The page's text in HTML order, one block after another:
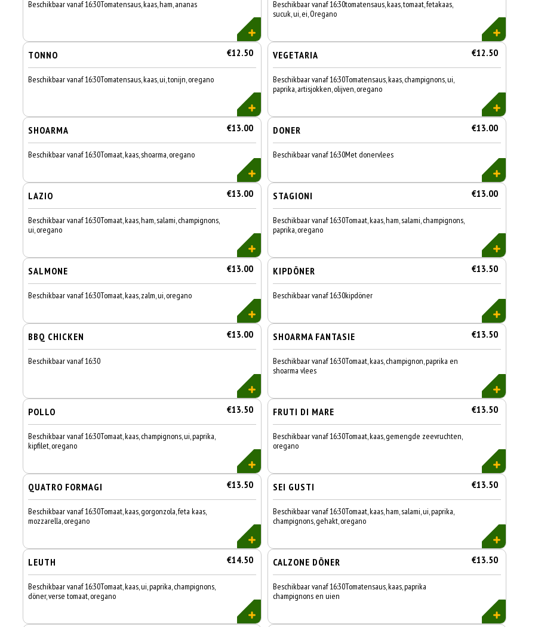
Beschikbaar vanaf 16:30Tomatensaus, kaas, ham, ananas
Beschikbaar vanaf 16:30tomatensaus, kaas, tomaat, fetakaas,
sucuk, ui, ei, Oregano
TONNO €12.50
Beschikbaar vanaf 16:30Tomatensaus, kaas, ui, tonijn, oregano
VEGETARIA €12.50
Beschikbaar vanaf 16:30Tomatensaus, kaas, champignons, ui,
paprika, artisjokken, olijven, oregano
SHOARMA €13.00
Beschikbaar vanaf 16:30Tomaat, kaas, shoarma, oregano
DONER €13.00
Beschikbaar vanaf 16:30Met donervlees
LAZIO €13.00
Beschikbaar vanaf 16:30Tomaat, kaas, ham, salami, champignons,
ui, oregano
STAGIONI €13.00
Beschikbaar vanaf 16:30Tomaat, kaas, ham, salami, champignons,
paprika, oregano
SALMONE €13.00
Beschikbaar vanaf 16:30Tomaat, kaas, zalm, ui, oregano
KIPDÖNER €13.50
Beschikbaar vanaf 16:30kipdöner
BBQ CHICKEN €13.00
Beschikbaar vanaf 16:30
SHOARMA FANTASIE €13.50
Beschikbaar vanaf 16:30Tomaat, kaas, champignon, paprika en
shoarma vlees
POLLO €13.50
Beschikbaar vanaf 16:30Tomaat, kaas, champignons, ui, paprika,
kipfilet, oregano
FRUTI DI MARE €13.50
Beschikbaar vanaf 16:30Tomaat, kaas, gemengde zeevruchten,
oregano
QUATRO FORMAGI €13.50
Beschikbaar vanaf 16:30Tomaat, kaas, gorgonzola, feta kaas,
mozzarella, oregano
SEI GUSTI €13.50
Beschikbaar vanaf 16:30Tomaat, kaas, ham, salami, ui, paprika,
champignons, gehakt, oregano
LEUTH €14.50
Beschikbaar vanaf 16:30Tomaat, kaas, ui, paprika, champignons,
döner, verse tomaat, oregano
CALZONE DÖNER €13.50
Beschikbaar vanaf 16:30Tomatensaus, kaas, paprika
champignons en uien